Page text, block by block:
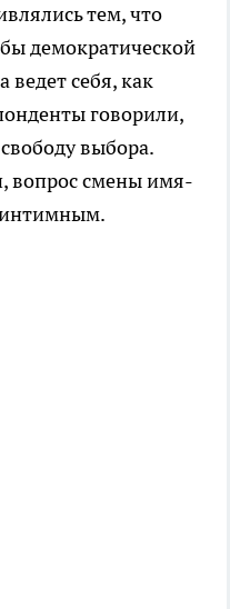
тем, что
демократической
ведет себя, как
говорили,
выбора.
вопрос смены имя-
интимным.